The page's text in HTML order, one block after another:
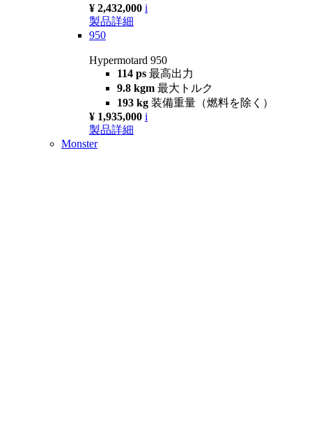
¥ 2,432,000 i
製品詳細
950
Hypermotard 950
114 ps 最高出力
9.8 kgm 最大トルク
193 kg 装備重量（燃料を除く）
¥ 1,935,000 i
製品詳細
Monster